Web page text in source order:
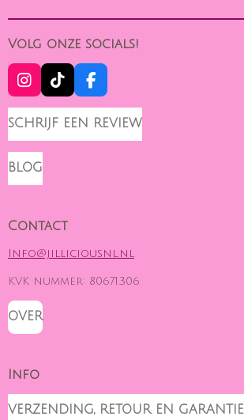
Volg onze socials!
I
N
S
T
A
G
R
T
I
K
O
F
A
C
E
B
SCHRIJF EEN REVIEW
BLOG
Contact
Info@jilliciousnl.nl
KVK nummer: 80671306
OVER
Info
VERZENDING, RETOUR EN